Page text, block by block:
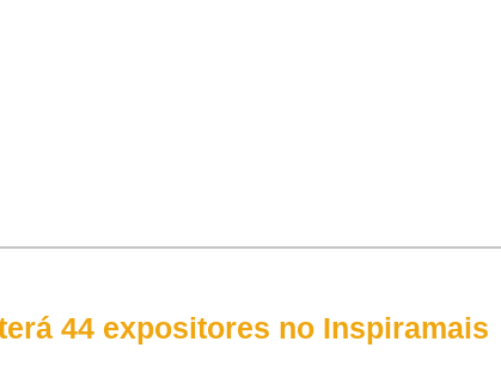
44 expositores no Inspiramais